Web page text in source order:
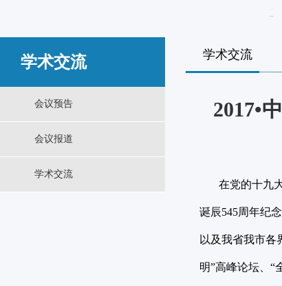
学术交流
会议预告
会议报道
学术交流
学术交流
2017•
在党的十九大
诞辰545周年纪
以及我省我市各
明”高峰论坛、“